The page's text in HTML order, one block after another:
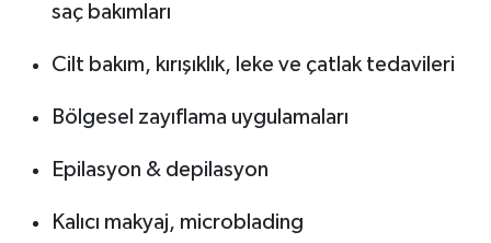
saç bakımları
Cilt bakım, kırışıklık, leke ve çatlak tedavileri
Bölgesel zayıflama uygulamaları
Epilasyon & depilasyon
Kalıcı makyaj, microblading